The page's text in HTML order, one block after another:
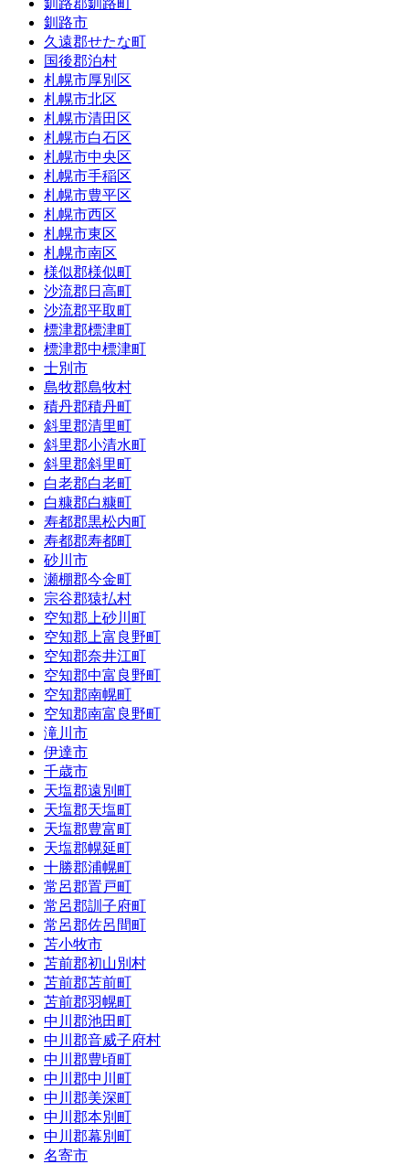
釧路郡釧路町
釧路市
久遠郡せたな町
国後郡泊村
札幌市厚別区
札幌市北区
札幌市清田区
札幌市白石区
札幌市中央区
札幌市手稲区
札幌市豊平区
札幌市西区
札幌市東区
札幌市南区
様似郡様似町
沙流郡日高町
沙流郡平取町
標津郡標津町
標津郡中標津町
士別市
島牧郡島牧村
積丹郡積丹町
斜里郡清里町
斜里郡小清水町
斜里郡斜里町
白老郡白老町
白糠郡白糠町
寿都郡黒松内町
寿都郡寿都町
砂川市
瀬棚郡今金町
宗谷郡猿払村
空知郡上砂川町
空知郡上富良野町
空知郡奈井江町
空知郡中富良野町
空知郡南幌町
空知郡南富良野町
滝川市
伊達市
千歳市
天塩郡遠別町
天塩郡天塩町
天塩郡豊富町
天塩郡幌延町
十勝郡浦幌町
常呂郡置戸町
常呂郡訓子府町
常呂郡佐呂間町
苫小牧市
苫前郡初山別村
苫前郡苫前町
苫前郡羽幌町
中川郡池田町
中川郡音威子府村
中川郡豊頃町
中川郡中川町
中川郡美深町
中川郡本別町
中川郡幕別町
名寄市